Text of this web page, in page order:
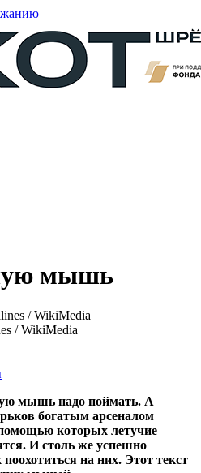
мышь
/ WikiMedia
мышь надо поймать. А
богатым арсеналом
которых летучие
И столь же успешно
на них. Этот текст